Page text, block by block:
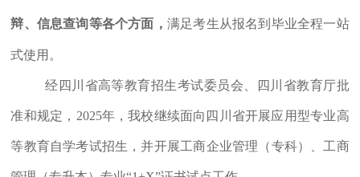
辩、信息查询等各个方面， 满足考生从报名到毕业全程一站
式使用。
经四川省高等教育招生考试委员会、四川省教育厅批
准和规定，2025年，我校继续面向四川省开展应用型专业高
等教育自学考试招生，并开展工商企业管理（专科）、工商